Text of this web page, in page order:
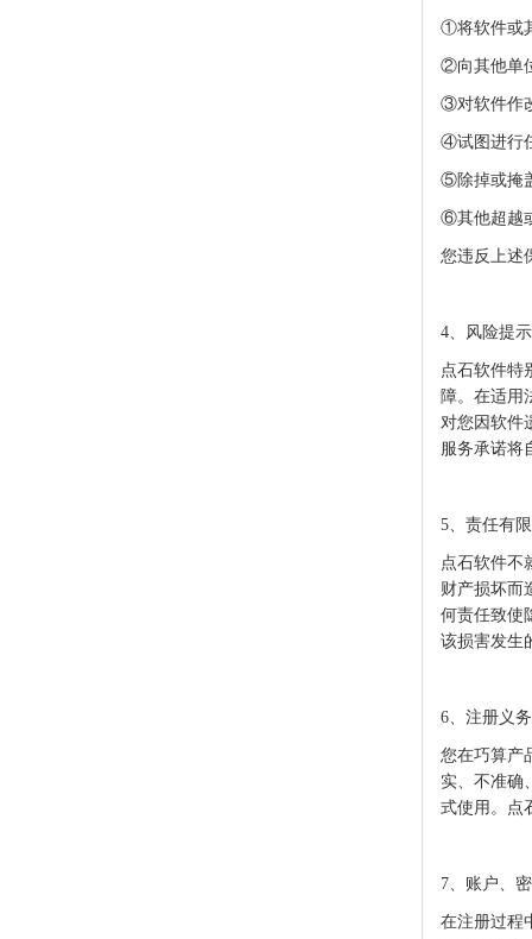
①将软件或
②向其他单
③对软件作
④试图进行
⑤除掉或掩
⑥其他超越
您违反上述
4、风险提
点石软件特
障。在适用
对您因软件
服务承诺将
5、责任有
点石软件不
财产损坏而
何责任致使
该损害发生
6、注册义务
您在巧算产
实、不准确
式使用。 点
7、账户、
在注册过程